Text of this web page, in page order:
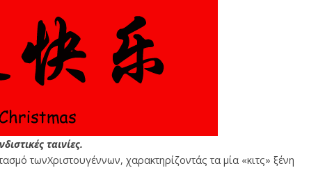
ταινίες.
τωνΧριστουγέννων, χαρακτηρίζοντάς τα μία «κιτς» ξένη